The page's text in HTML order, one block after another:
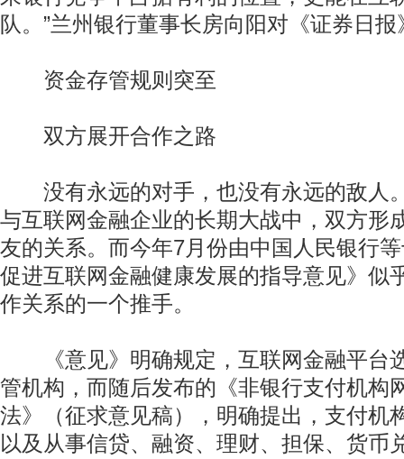
队。”兰州银行董事长房向阳对《证券日
资金存管规则突至
双方展开合作之路
没有永远的对手，也没有永远的敌人
与互联网金融企业的长期大战中，双方形
友的关系。而今年7月份由中国人民银行
促进互联网金融健康发展的指导意见》似
作关系的一个推手。
《意见》明确规定，互联网金融平台
管机构，而随后发布的《非银行支付机构
法》（征求意见稿），明确提出，支付机
以及从事信贷、融资、理财、担保、货币